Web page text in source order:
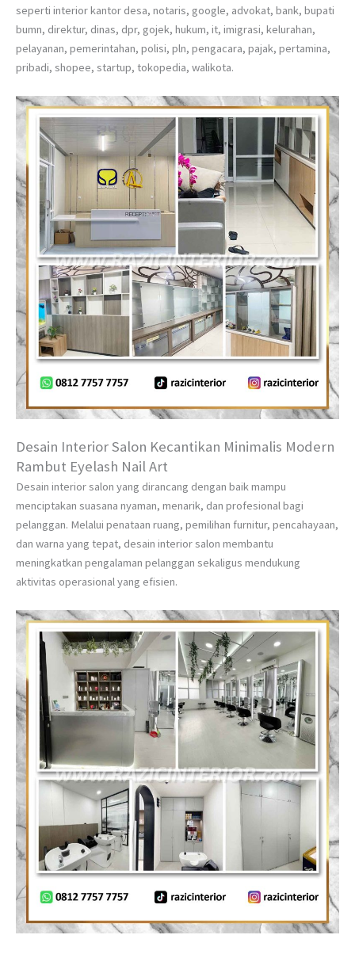
seperti interior kantor desa, notaris, google, advokat, bank, bupati
bumn, direktur, dinas, dpr, gojek, hukum, it, imigrasi, kelurahan,
pelayanan, pemerintahan, polisi, pln, pengacara, pajak, pertamina,
pribadi, shopee, startup, tokopedia, walikota.
Desain Interior Salon Kecantikan Minimalis Modern
Rambut Eyelash Nail Art
Desain interior salon yang dirancang dengan baik mampu
menciptakan suasana nyaman, menarik, dan profesional bagi
pelanggan. Melalui penataan ruang, pemilihan furnitur, pencahayaan,
dan warna yang tepat, desain interior salon membantu
meningkatkan pengalaman pelanggan sekaligus mendukung
aktivitas operasional yang efisien.